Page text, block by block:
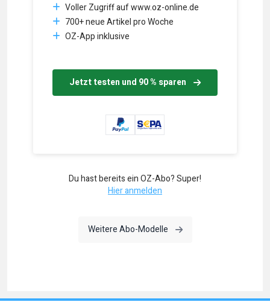
Voller Zugriff auf www.oz-online.de
700+ neue Artikel pro Woche
OZ-App inklusive
Jetzt testen und 90 % sparen
Du hast bereits ein OZ-Abo? Super!
Hier anmelden
Weitere Abo-Modelle